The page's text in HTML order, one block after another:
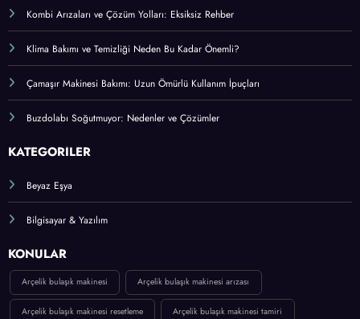
Kombi Arızaları ve Çözüm Yolları: Eksiksiz Rehber
Klima Bakımı ve Temizliği Neden Bu Kadar Önemli?
Çamaşır Makinesi Bakımı: Uzun Ömürlü Kullanım İpuçları
Buzdolabı Soğutmuyor: Nedenler ve Çözümler
KATEGORİLER
Beyaz Eşya
Bilgisayar & Yazılım
KONULAR
Arçelik bulaşık makinesi Arçelik bulaşık makinesi arızası
Arçelik bulaşık makinesi resetleme Arçelik bulaşık makinesi tamiri